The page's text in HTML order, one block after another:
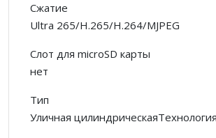
Сжатие
Ultra 265/H.265/H.264/MJPEG
Слот для microSD карты
нет
Тип
Уличная